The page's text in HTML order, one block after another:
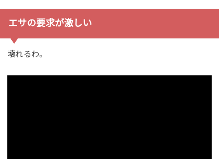
エサの要求が激しい
壊れるわ。